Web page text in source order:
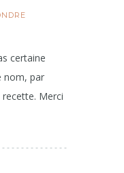
certaine
nom, par
Merci